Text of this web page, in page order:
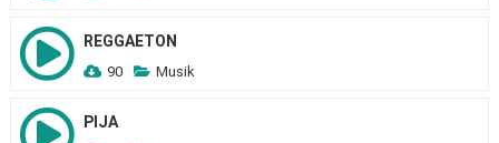
REGGAETON
90 Musik
PIJA